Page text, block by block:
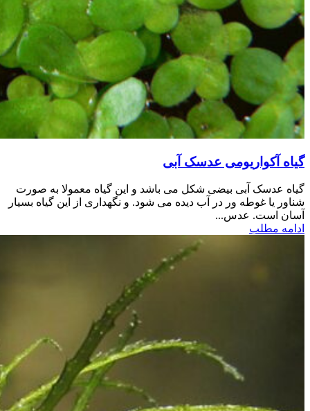
گیاه آکواریومی عدسک آبی
گیاه عدسک آبی بیضی شکل می باشد و این گیاه معمولا به صورت
شناور یا غوطه ور در آب دیده می شود. و نگهداری از این گیاه بسیار
آسان است. عدس...
ادامه مطلب